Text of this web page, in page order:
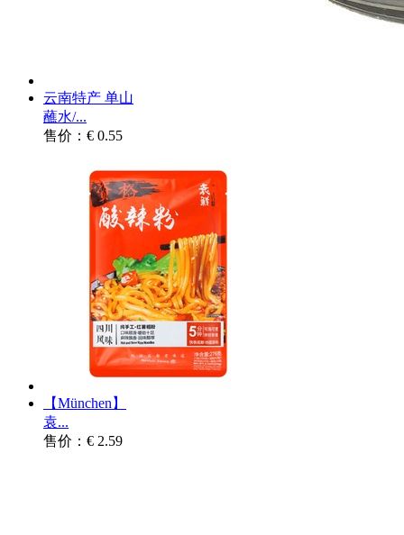
云南特产 单山
蘸水/...
售价：€ 0.55
【München】
袁...
售价：€ 2.59